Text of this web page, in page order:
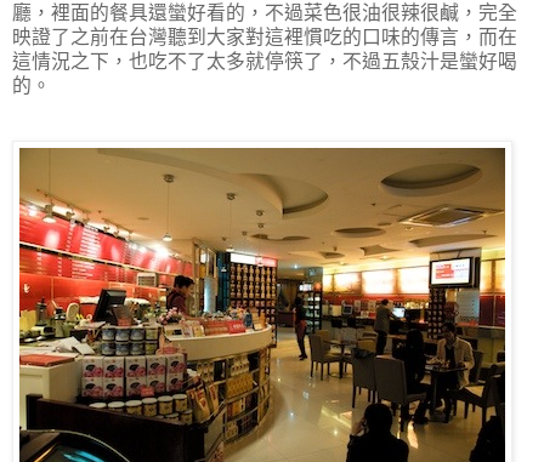
廳，裡面的餐具還蠻好看的，不過菜色很油很辣很鹹，完全
映證了之前在台灣聽到大家對這裡慣吃的口味的傳言，而在
這情況之下，也吃不了太多就停筷了，不過五殼汁是蠻好喝
的。